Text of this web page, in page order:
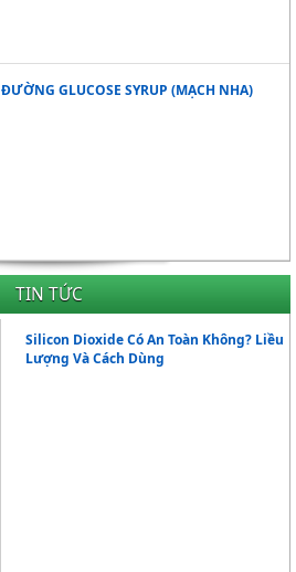
ĐƯỜNG GLUCOSE SYRUP (MẠCH NHA)
TIN TỨC
Silicon Dioxide Có An Toàn Không? Liều
Lượng Và Cách Dùng